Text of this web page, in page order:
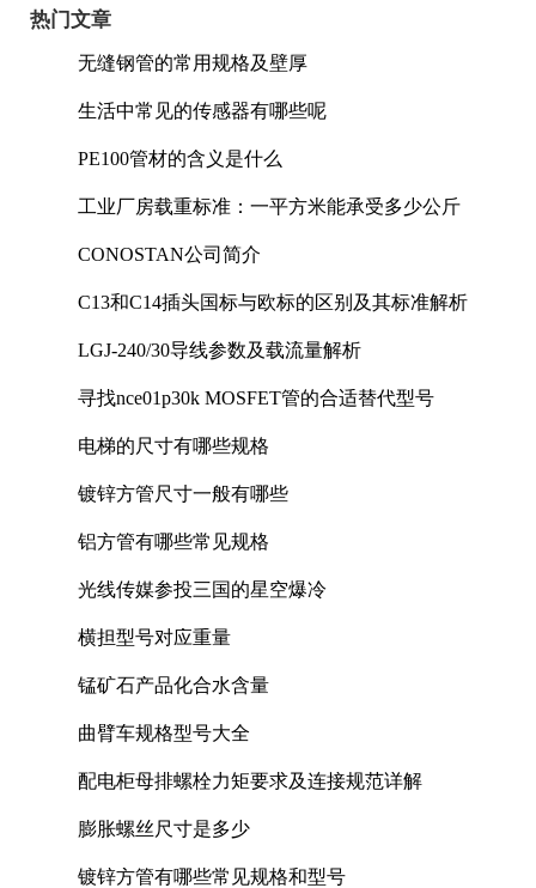
热门文章
无缝钢管的常用规格及壁厚
生活中常见的传感器有哪些呢
PE100管材的含义是什么
工业厂房载重标准：一平方米能承受多少公斤
CONOSTAN公司简介
C13和C14插头国标与欧标的区别及其标准解析
LGJ-240/30导线参数及载流量解析
寻找nce01p30k MOSFET管的合适替代型号
电梯的尺寸有哪些规格
镀锌方管尺寸一般有哪些
铝方管有哪些常见规格
光线传媒参投三国的星空爆冷
横担型号对应重量
锰矿石产品化合水含量
曲臂车规格型号大全
配电柜母排螺栓力矩要求及连接规范详解
膨胀螺丝尺寸是多少
镀锌方管有哪些常见规格和型号